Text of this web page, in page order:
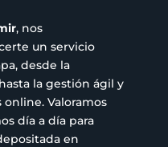
, nos
un servicio
desde la
la gestión ágil y
Valoramos
día a día para
en